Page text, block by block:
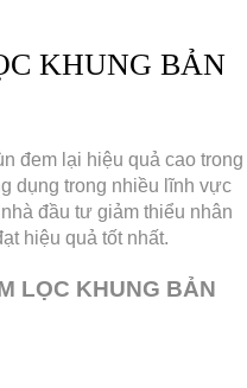
KHUNG BẢN
đem lại hiệu quả cao trong
dụng trong nhiều lĩnh vực
đầu tư giảm thiểu nhân
hiệu quả tốt nhất.
LỌC KHUNG BẢN